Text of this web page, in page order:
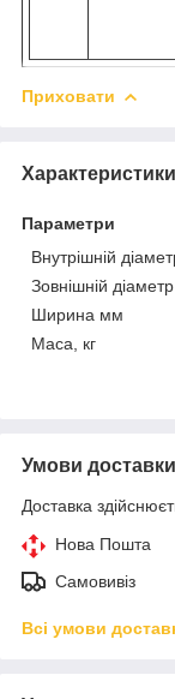
Приховати
Характеристики
Параметри
Внутрішній
Зовнішній
Ширина мм
Маса, кг
Умови доставки
Доставка
Нова Пошта
Самовивіз
Всі умови